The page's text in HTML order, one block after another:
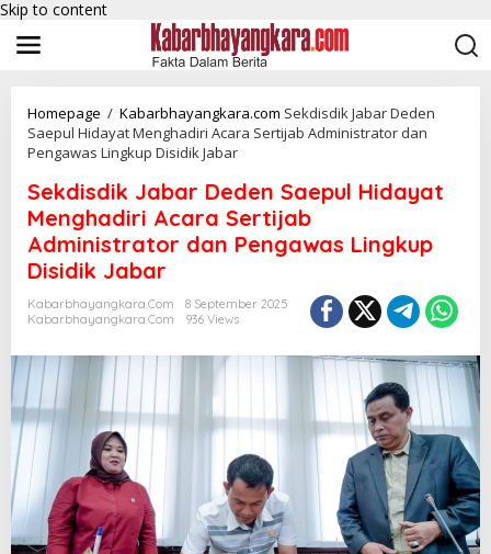
Skip to content
Homepage / Kabarbhayangkara.com Sekdisdik Jabar Deden
Saepul Hidayat Menghadiri Acara Sertijab Administrator dan
Pengawas Lingkup Disidik Jabar
Sekdisdik Jabar Deden Saepul Hidayat
Menghadiri Acara Sertijab
Administrator dan Pengawas Lingkup
Disidik Jabar
Kabarbhayangkara.com
8 September 2025
Kabarbhayangkara.com
936 Views